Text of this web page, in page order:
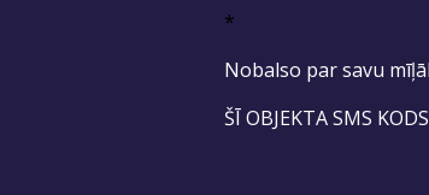
*
Nobalso par savu
ŠĪ OBJEKTA SMS